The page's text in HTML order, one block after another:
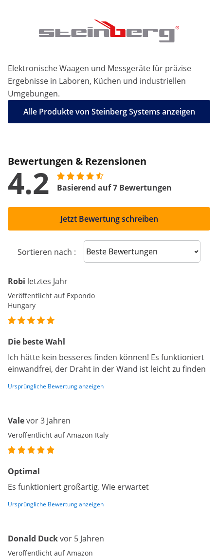
Elektronische Waagen und Messgeräte für präzise
Ergebnisse in Laboren, Küchen und industriellen
Umgebungen.
Alle Produkte von Steinberg Systems anzeigen
Bewertungen & Rezensionen
4.2 Basierend auf 7 Bewertungen
Jetzt Bewertung schreiben
Sortieren nach : Sort reviews
Robi letztes Jahr
Veröffentlicht auf Expondo
Hungary
Die beste Wahl
Ich hätte kein besseres finden können! Es funktioniert
einwandfrei, der Draht in der Wand ist leicht zu finden
Ursprüngliche Bewertung anzeigen
Valevor 3 Jahren
Veröffentlicht auf Amazon Italy
Optimal
Es funktioniert großartig. Wie erwartet
Ursprüngliche Bewertung anzeigen
Donald Duckvor 5 Jahren
Veröffentlicht auf Amazon